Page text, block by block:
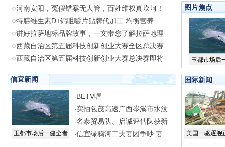
河南安阳，冤假错案无人管，百姓维权真坎坷！
特膳维生素D+钙咀嚼片贴牌代加工 均衡营养
讲好拉萨地标品牌故事，一文带您了解拉萨地理
西藏自治区第五届科技创新创业大赛全区总决赛
西藏自治区第五届科技创新创业大赛总决赛即将
图片焦点
玉都市场后
信宜新闻
玉都市场后一健全者
·BETV喔
·实拍包茂高速广西岑溪市水汶
·名泰贸易队、启诚评估队获新
·信宜绿鸦河二夫妻因争吵 妻
国际新闻
美国一驱逐舰